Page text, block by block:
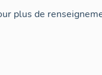
plus de